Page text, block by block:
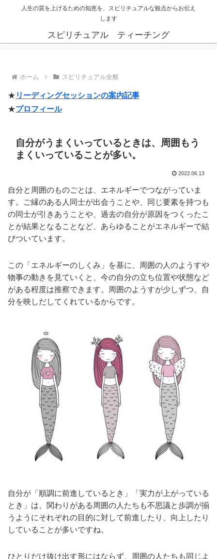
人生の質を上げるための知恵を、スピリチュアルな観点からお伝え
します
スピリチュアル ティーチング
ホーム スピリチュアル全般
★ リーディングセッションの案内記事
★プロフィール
自分がうまくいっているときは、周囲もう
まくいっていることが多い。
2022.06.13
自分と周囲のものごとは、エネルギーでつながっていま
す。ご縁のある人同士が出会うことや、同じ要素を持つも
の同士が引きあうことや、過去の自分が原因をつくったこ
とが結果となることなど、あらゆることがエネルギーで結
びついています。
この「エネルギーのしくみ」を基に、周囲の人のようすや
物事の動きを見ていくと、今の自分の立ち位置や状態など
がある程度は推察できます。周囲のようすが少しずつ、自
分を映しだしてくれているからです。
自分が「順調に前進しているとき」「実力が上がっている
とき」は、関わりがある周囲の人たちも不思議と歩調が揃
うようにそれぞれの目的に対して前進したり、向上したり
していることが多いですね。
ひとりだけ抜け出す形にはならず、周囲の人たちも同じよ